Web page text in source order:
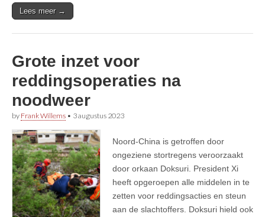
Lees meer →
Grote inzet voor
reddingsoperaties na
noodweer
by Frank Willems • 3 augustus 2023
Noord-China is getroffen door
ongeziene stortregens veroorzaakt
door orkaan Doksuri. President Xi
heeft opgeroepen alle middelen in te
zetten voor reddingsacties en steun
aan de slachtoffers. Doksuri hield ook